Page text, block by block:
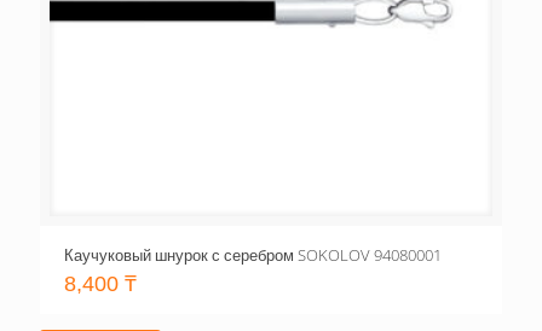
Каучуковый шнурок с серебром SOKOLOV 94080001
8,400 ₸